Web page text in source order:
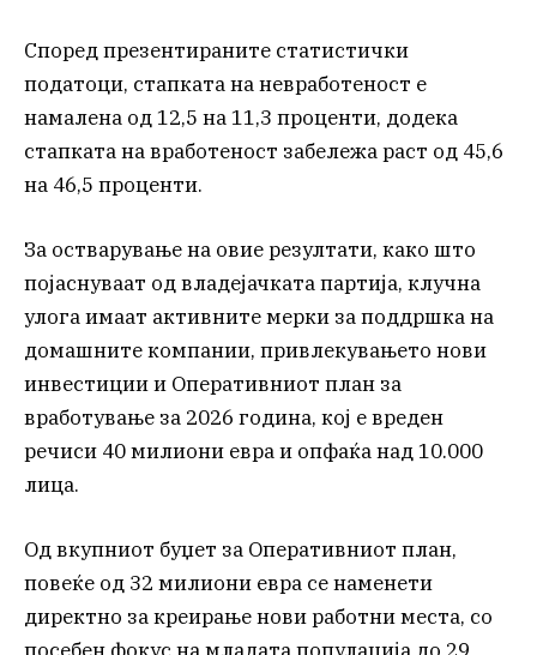
Според презентираните статистички
податоци, стапката на невработеност е
намалена од 12,5 на 11,3 проценти, додека
стапката на вработеност забележа раст од 45,6
на 46,5 проценти.
За остварување на овие резултати, како што
појаснуваат од владејачката партија, клучна
улога имаат активните мерки за поддршка на
домашните компании, привлекувањето нови
инвестиции и Оперативниот план за
вработување за 2026 година, кој е вреден
речиси 40 милиони евра и опфаќа над 10.000
лица.
Од вкупниот буџет за Оперативниот план,
повеќе од 32 милиони евра се наменети
директно за креирање нови работни места, со